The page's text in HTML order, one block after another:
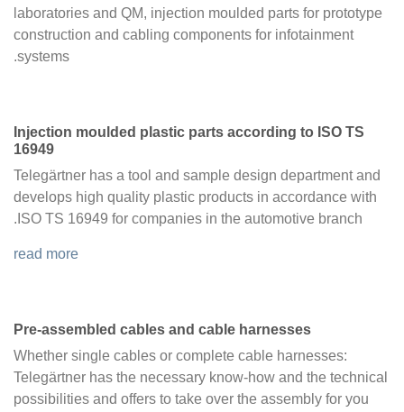
laboratories and QM, injection moulded parts for prototype
construction and cabling components for infotainment
systems.
Injection moulded plastic parts according to ISO TS
16949
Telegärtner has a tool and sample design department and
develops high quality plastic products in accordance with
ISO TS 16949 for companies in the automotive branch.
read more
Pre-assembled cables and cable harnesses
Whether single cables or complete cable harnesses:
Telegärtner has the necessary know-how and the technical
possibilities and offers to take over the assembly for you